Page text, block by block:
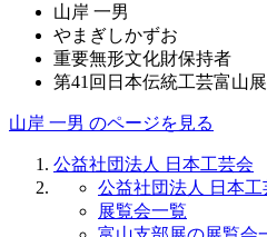
山岸 一男
やまぎしかずお
重要無形文化財保持者
第41回日本伝統工芸富山
山岸 一男 のページを見る
公益社団法人 日本工芸会
公益社団法人 日本工
展覧会一覧